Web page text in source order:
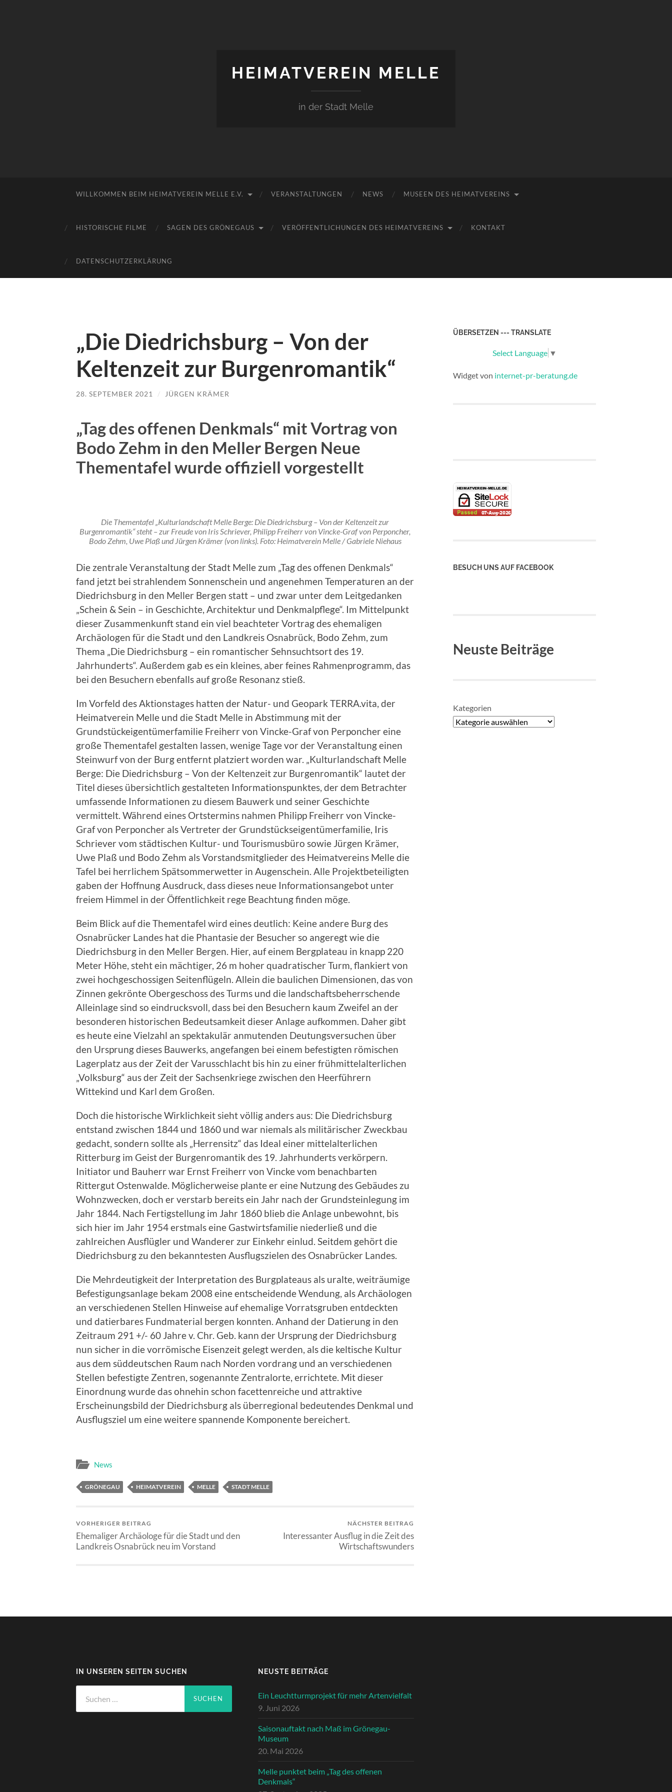
HEIMATVEREIN MELLE
in der Stadt Melle
WILLKOMMEN BEIM HEIMATVEREIN MELLE E.V. VERANSTALTUNGEN NEWS MUSEEN DES HEIMATVEREINS
HISTORISCHE FILME SAGEN DES GRÖNEGAUS VERÖFFENTLICHUNGEN DES HEIMATVEREINS KONTAKT
DATENSCHUTZERKLÄRUNG
„Die Diedrichsburg – Von der
Keltenzeit zur Burgenromantik“
28. SEPTEMBER 2021 / JÜRGEN KRÄMER
„Tag des offenen Denkmals“ mit Vortrag von
Bodo Zehm in den Meller Bergen Neue
Thementafel wurde offiziell vorgestellt
Die Thementafel „Kulturlandschaft Melle Berge: Die Diedrichsburg – Von der Keltenzeit zur
Burgenromantik“ steht – zur Freude von Iris Schriever, Philipp Freiherr von Vincke-Graf von Perponcher,
Bodo Zehm, Uwe Plaß und Jürgen Krämer (von links). Foto: Heimatverein Melle / Gabriele Niehaus
Die zentrale Veranstaltung der Stadt Melle zum „Tag des offenen Denkmals“
fand jetzt bei strahlendem Sonnenschein und angenehmen Temperaturen an der
Diedrichsburg in den Meller Bergen statt – und zwar unter dem Leitgedanken
„Schein & Sein – in Geschichte, Architektur und Denkmalpflege“. Im Mittelpunkt
dieser Zusammenkunft stand ein viel beachteter Vortrag des ehemaligen
Archäologen für die Stadt und den Landkreis Osnabrück, Bodo Zehm, zum
Thema „Die Diedrichsburg – ein romantischer Sehnsuchtsort des 19.
Jahrhunderts“. Außerdem gab es ein kleines, aber feines Rahmenprogramm, das
bei den Besuchern ebenfalls auf große Resonanz stieß.
Im Vorfeld des Aktionstages hatten der Natur- und Geopark TERRA.vita, der
Heimatverein Melle und die Stadt Melle in Abstimmung mit der
Grundstückeigentümerfamilie Freiherr von Vincke-Graf von Perponcher eine
große Thementafel gestalten lassen, wenige Tage vor der Veranstaltung einen
Steinwurf von der Burg entfernt platziert worden war. „Kulturlandschaft Melle
Berge: Die Diedrichsburg – Von der Keltenzeit zur Burgenromantik“ lautet der
Titel dieses übersichtlich gestalteten Informationspunktes, der dem Betrachter
umfassende Informationen zu diesem Bauwerk und seiner Geschichte
vermittelt. Während eines Ortstermins nahmen Philipp Freiherr von Vincke-
Graf von Perponcher als Vertreter der Grundstückseigentümerfamilie, Iris
Schriever vom städtischen Kultur- und Tourismusbüro sowie Jürgen Krämer,
Uwe Plaß und Bodo Zehm als Vorstandsmitglieder des Heimatvereins Melle die
Tafel bei herrlichem Spätsommerwetter in Augenschein. Alle Projektbeteiligten
gaben der Hoffnung Ausdruck, dass dieses neue Informationsangebot unter
freiem Himmel in der Öffentlichkeit rege Beachtung finden möge.
Beim Blick auf die Thementafel wird eines deutlich: Keine andere Burg des
Osnabrücker Landes hat die Phantasie der Besucher so angeregt wie die
Diedrichsburg in den Meller Bergen. Hier, auf einem Bergplateau in knapp 220
Meter Höhe, steht ein mächtiger, 26 m hoher quadratischer Turm, flankiert von
zwei hochgeschossigen Seitenflügeln. Allein die baulichen Dimensionen, das von
Zinnen gekrönte Obergeschoss des Turms und die landschaftsbeherrschende
Alleinlage sind so eindrucksvoll, dass bei den Besuchern kaum Zweifel an der
besonderen historischen Bedeutsamkeit dieser Anlage aufkommen. Daher gibt
es heute eine Vielzahl an spektakulär anmutenden Deutungsversuchen über
den Ursprung dieses Bauwerks, angefangen bei einem befestigten römischen
Lagerplatz aus der Zeit der Varusschlacht bis hin zu einer frühmittelalterlichen
„Volksburg“ aus der Zeit der Sachsenkriege zwischen den Heerführern
Wittekind und Karl dem Großen.
Doch die historische Wirklichkeit sieht völlig anders aus: Die Diedrichsburg
entstand zwischen 1844 und 1860 und war niemals als militärischer Zweckbau
gedacht, sondern sollte als „Herrensitz“ das Ideal einer mittelalterlichen
Ritterburg im Geist der Burgenromantik des 19. Jahrhunderts verkörpern.
Initiator und Bauherr war Ernst Freiherr von Vincke vom benachbarten
Rittergut Ostenwalde. Möglicherweise plante er eine Nutzung des Gebäudes zu
Wohnzwecken, doch er verstarb bereits ein Jahr nach der Grundsteinlegung im
Jahr 1844. Nach Fertigstellung im Jahr 1860 blieb die Anlage unbewohnt, bis
sich hier im Jahr 1954 erstmals eine Gastwirtsfamilie niederließ und die
zahlreichen Ausflügler und Wanderer zur Einkehr einlud. Seitdem gehört die
Diedrichsburg zu den bekanntesten Ausflugszielen des Osnabrücker Landes.
Die Mehrdeutigkeit der Interpretation des Burgplateaus als uralte, weiträumige
Befestigungsanlage bekam 2008 eine entscheidende Wendung, als Archäologen
an verschiedenen Stellen Hinweise auf ehemalige Vorratsgruben entdeckten
und datierbares Fundmaterial bergen konnten. Anhand der Datierung in den
Zeitraum 291 +/- 60 Jahre v. Chr. Geb. kann der Ursprung der Diedrichsburg
nun sicher in die vorrömische Eisenzeit gelegt werden, als die keltische Kultur
aus dem süddeutschen Raum nach Norden vordrang und an verschiedenen
Stellen befestigte Zentren, sogenannte Zentralorte, errichtete. Mit dieser
Einordnung wurde das ohnehin schon facettenreiche und attraktive
Erscheinungsbild der Diedrichsburg als überregional bedeutendes Denkmal und
Ausflugsziel um eine weitere spannende Komponente bereichert.
News
GRÖNEGAU HEIMATVEREIN MELLE STADT MELLE
VORHERIGER BEITRAG
Ehemaliger Archäologe für die Stadt und den
Landkreis Osnabrück neu im Vorstand
NÄCHSTER BEITRAG
Interessanter Ausflug in die Zeit des
Wirtschaftswunders
ÜBERSETZEN --- TRANSLATE
Select Language ▼
Widget von internet-pr-beratung.de
BESUCH UNS AUF FACEBOOK
Neuste Beiträge
Kategorien
IN UNSEREN SEITEN SUCHEN
nach:
NEUSTE BEITRÄGE
Ein Leuchtturmprojekt für mehr Artenvielfalt
9. Juni 2026
Saisonauftakt nach Maß im Grönegau-
Museum
20. Mai 2026
Melle punktet beim „Tag des offenen
Denkmals“